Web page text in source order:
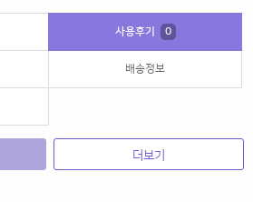
사용후기 0
배송정보
더보기